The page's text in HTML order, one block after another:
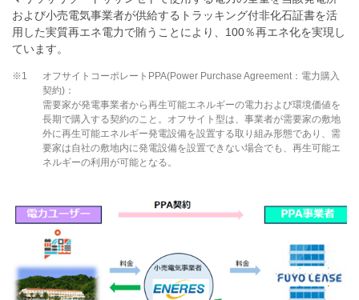
および小売電気事業者が供給するトラッキング付非化石証書を活
用した実質再エネ電力で賄うことにより、100％再エネ化を実現し
ています。
※1
オフサイトコーポレートPPA(Power Purchase Agreement：電力購入
契約)：
需要家が発電事業者から再生可能エネルギーの電力および環境価値を
長期で購入する契約のこと。オフサイト型は、事業者が需要家の敷地
外に再生可能エネルギー発電設備を設置する取り組み形態であり、需
要家は自社の敷地内に発電設備を設置できない場合でも、再生可能エ
ネルギーの利用が可能となる。